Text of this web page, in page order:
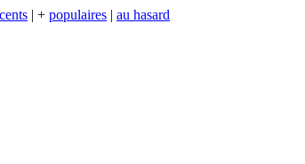
| + populaires | au hasard